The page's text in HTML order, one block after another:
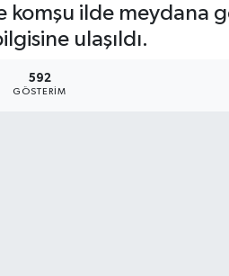
komşu ilde meydana
ulaşıldı.
592
GÖSTERIM